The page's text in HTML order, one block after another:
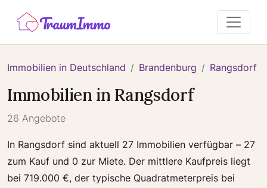
Immobilien in Deutschland Brandenburg Rangsdorf
Immobilien in Rangsdorf
26 Angebote
In Rangsdorf sind aktuell 27 Immobilien verfügbar – 27
zum Kauf und 0 zur Miete. Der mittlere Kaufpreis liegt
bei 719.000 €, der typische Quadratmeterpreis bei